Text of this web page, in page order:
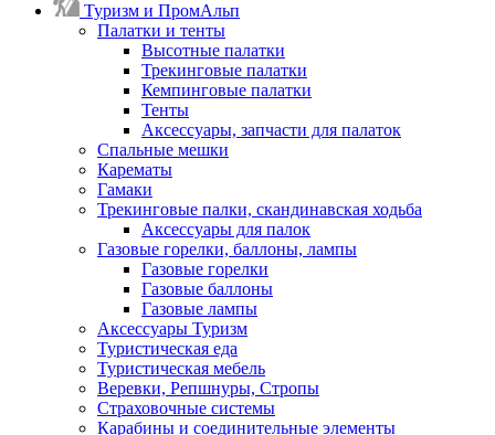
Туризм и ПромАльп
Палатки и тенты
Высотные палатки
Трекинговые палатки
Кемпинговые палатки
Тенты
Аксессуары, запчасти для палаток
Спальные мешки
Карематы
Гамаки
Трекинговые палки, скандинавская ходьба
Аксессуары для палок
Газовые горелки, баллоны, лампы
Газовые горелки
Газовые баллоны
Газовые лампы
Аксессуары Туризм
Туристическая еда
Туристическая мебель
Веревки, Репшнуры, Стропы
Страховочные системы
Карабины и соединительные элементы